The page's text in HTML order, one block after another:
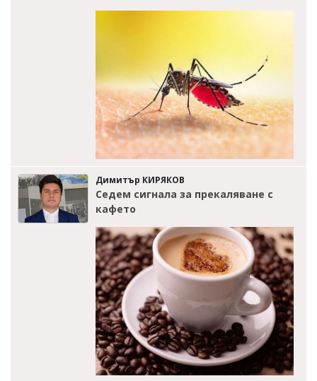
Димитър КИРЯКОВ
Седем сигнала за прекаляване с
кафето